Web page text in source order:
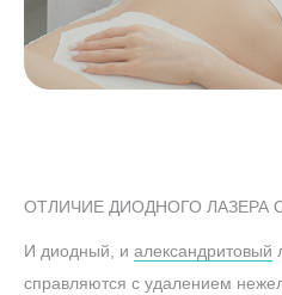
ОТЛИЧИЕ ДИОДНОГО ЛАЗЕРА
И диодный, и александритовый
справляются с удалением